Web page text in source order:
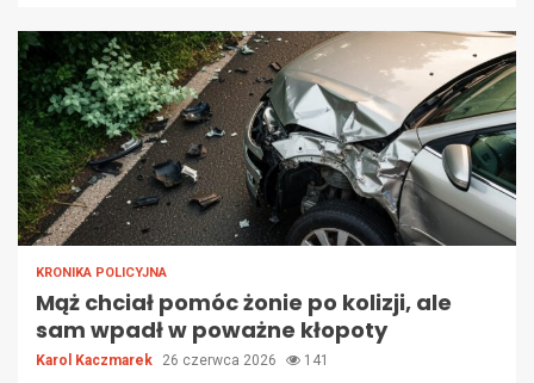
KRONIKA POLICYJNA
Mąż chciał pomóc żonie po kolizji, ale
sam wpadł w poważne kłopoty
Karol Kaczmarek 26 czerwca 2026 141